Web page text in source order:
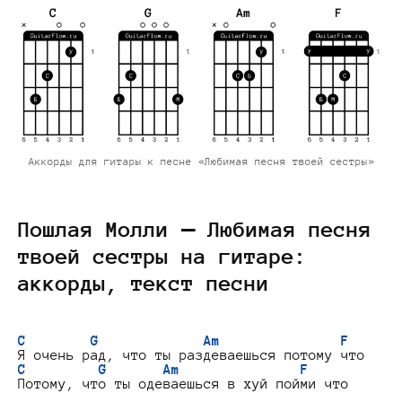
Аккорды для гитары к песне «Любимая песня твоей сестры»
Пошлая Молли — Любимая песня
твоей сестры на гитаре:
аккорды, текст песни
C        G             Am               F
C         G       Am               F
Потому, что ты одеваешься в хуй пойми что